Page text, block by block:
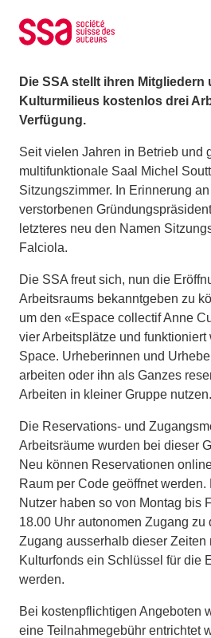
Die SSA stellt ihren Mitgliedern
Kulturmilieus kostenlos drei
Verfügung.
Seit vielen Jahren in Betrieb und
multifunktionale Saal Michel
Sitzungszimmer. In Erinnerung
verstorbenen
letzteres neu den Namen
Falciola.
Die SSA freut sich, nun die
Arbeitsraums bekanntgeben zu
um den «Espace collectif Anne
vier Arbeitsplätze und
Space. Urheberinnen und
arbeiten oder ihn als Ganzes
Arbeiten in kleiner Gruppe nutzen.
Die Reservations- und
Arbeitsräume wurden bei dieser
Neu können Reservationen
Raum per Code geöffnet
Nutzer haben so von Montag bis
18.00 Uhr autonomen Zugang zu
Zugang ausserhalb dieser Zeiten
Kulturfonds ein Schlüssel für die
werden.
Bei kostenpflichtigen Angeboten
eine Teilnahmegebühr entrichtet